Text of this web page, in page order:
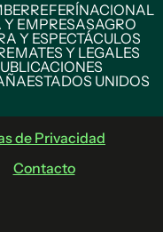
REFERÍNACIONAL
EMPRESASAGRO
Y ESPECTÁCULOS
Y LEGALES
ESTADOS UNIDOS
de Privacidad
Contacto